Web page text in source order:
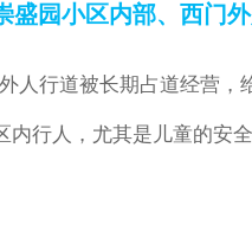
园小区内部、西门
人行道被长期占道经营
内行人，尤其是儿童的安